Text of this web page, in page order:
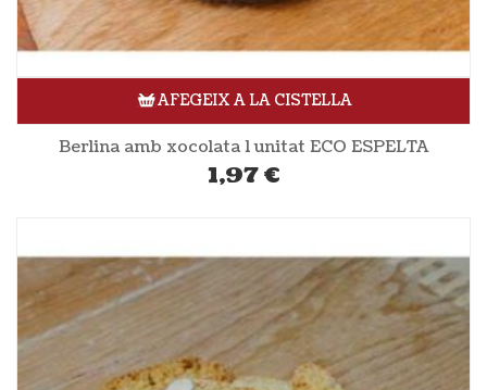
AFEGEIX A LA CISTELLA
Berlina amb xocolata 1 unitat ECO ESPELTA
1,97€